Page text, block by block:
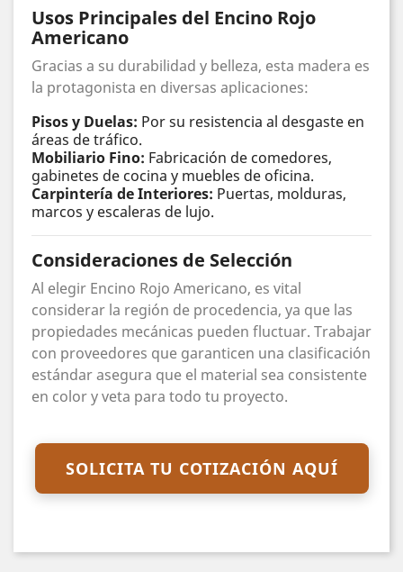
Usos Principales del Encino Rojo
Americano
Gracias a su durabilidad y belleza, esta madera es
la protagonista en diversas aplicaciones:
Pisos y Duelas: Por su resistencia al desgaste en
áreas de tráfico.
Mobiliario Fino: Fabricación de comedores,
gabinetes de cocina y muebles de oficina.
Carpintería de Interiores: Puertas, molduras,
marcos y escaleras de lujo.
Consideraciones de Selección
Al elegir Encino Rojo Americano, es vital
considerar la región de procedencia, ya que las
propiedades mecánicas pueden fluctuar. Trabajar
con proveedores que garanticen una clasificación
estándar asegura que el material sea consistente
en color y veta para todo tu proyecto.
SOLICITA TU COTIZACIÓN AQUÍ